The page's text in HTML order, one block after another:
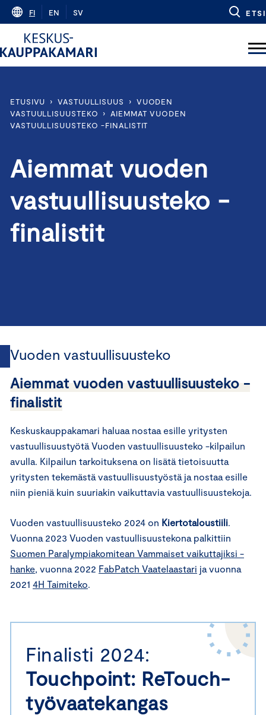
Skip
content
FI EN SV ETSI
ETUSIVU › VASTUULLISUUS › VUODEN
VASTUULLISUUSTEKO
› AIEMMAT VUODEN
VASTUULLISUUSTEKO -FINALISTIT
Aiemmat vuoden
vastuullisuusteko -
finalistit
Vuoden vastuullisuusteko
Aiemmat vuoden vastuullisuusteko -
finalistit
Keskuskauppakamari haluaa nostaa esille yritysten
vastuullisuustyötä Vuoden vastuullisuusteko -kilpailun
avulla. Kilpailun tarkoituksena on lisätä tietoisuutta
yritysten tekemästä vastuullisuustyöstä ja nostaa esille
niin pieniä kuin suuriakin vaikuttavia vastuullisuustekoja.
Vuoden vastuullisuusteko 2024 on Kiertotaloustiili.
Vuonna 2023 Vuoden vastuullisuustekona palkittiin
Suomen Paralympiakomitean Vammaiset vaikuttajiksi -
hanke, vuonna 2022 FabPatch Vaatelaastari ja vuonna
2021 4H Taimiteko.
Finalisti 2024:
Touchpoint: ReTouch-
työvaatekangas